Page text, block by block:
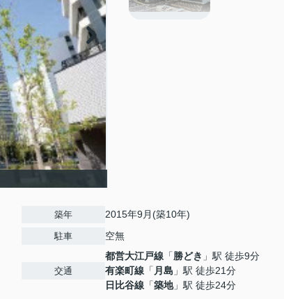
築年 2015年9月(築10年)
駐車 空無
交通
都営大江戸線 「勝どき 」駅 徒歩9分
有楽町線 「 月島 」駅 徒歩21分
日比谷線 「築地」駅 徒歩24分